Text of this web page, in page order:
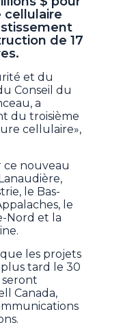
cellulaire
de 17
et du
Conseil du
a
du troisième
cellulaire»,
ce nouveau
le Bas-
le
Nord et la
les projets
tard le 30
Canada,